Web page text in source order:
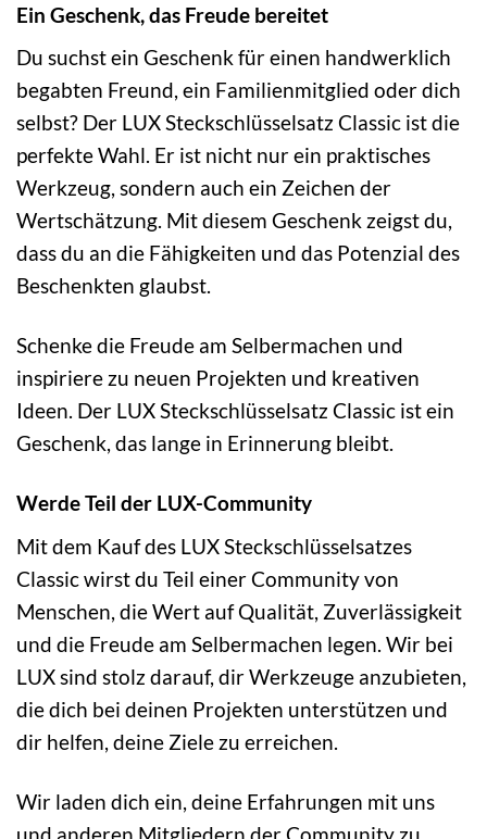
Ein Geschenk, das Freude bereitet
Du suchst ein Geschenk für einen handwerklich
begabten Freund, ein Familienmitglied oder dich
selbst? Der LUX Steckschlüsselsatz Classic ist die
perfekte Wahl. Er ist nicht nur ein praktisches
Werkzeug, sondern auch ein Zeichen der
Wertschätzung. Mit diesem Geschenk zeigst du,
dass du an die Fähigkeiten und das Potenzial des
Beschenkten glaubst.
Schenke die Freude am Selbermachen und
inspiriere zu neuen Projekten und kreativen
Ideen. Der LUX Steckschlüsselsatz Classic ist ein
Geschenk, das lange in Erinnerung bleibt.
Werde Teil der LUX-Community
Mit dem Kauf des LUX Steckschlüsselsatzes
Classic wirst du Teil einer Community von
Menschen, die Wert auf Qualität, Zuverlässigkeit
und die Freude am Selbermachen legen. Wir bei
LUX sind stolz darauf, dir Werkzeuge anzubieten,
die dich bei deinen Projekten unterstützen und
dir helfen, deine Ziele zu erreichen.
Wir laden dich ein, deine Erfahrungen mit uns
und anderen Mitgliedern der Community zu